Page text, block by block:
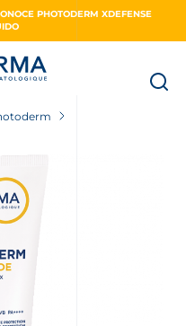
PHOTODERM XDEFENSE